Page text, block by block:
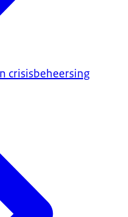
crisisbeheersing